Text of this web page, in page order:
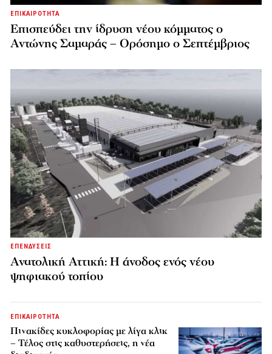
ΕΠΙΚΑΙΡΟΤΗΤΑ
Επισπεύδει την ίδρυση νέου κόμματος o
Αντώνης Σαμαράς – Ορόσημο ο Σεπτέμβριος
ΕΠΕΝΔΥΣΕΙΣ
Ανατολική Αττική: Η άνοδος ενός νέου
ψηφιακού τοπίου
ΕΠΙΚΑΙΡΟΤΗΤΑ
Πινακίδες κυκλοφορίας με λίγα κλικ
– Τέλος στις καθυστερήσεις, η νέα